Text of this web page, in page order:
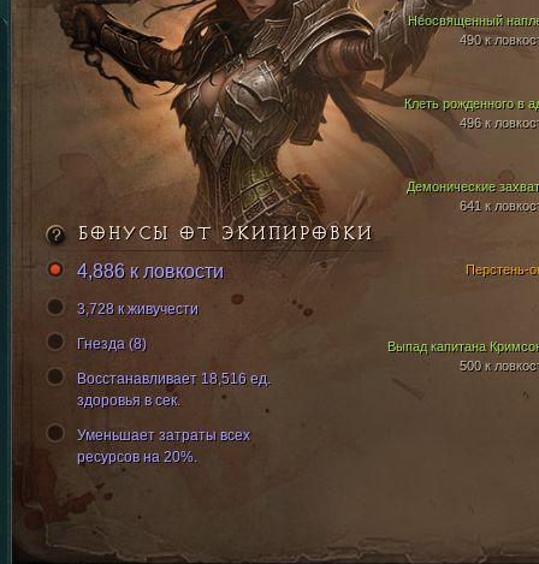
Клеть рожденного в
496 к
Демонические
641 к
Неосвященный
490 к
Выпад капитана
500 к
Перстень-
БОНУСЫ ОТ ЭКИПИРОВКИ
4,886 к ловкости
3,728 к живучести
Гнезда (8)
Восстанавливает 18,516 ед.
здоровья в сек.
Уменьшает затраты всех
ресурсов на 20%.